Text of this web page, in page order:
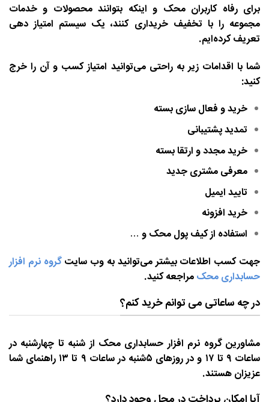
برای رفاه کاربران محک و اینکه بتوانند محصولات و خدمات
مجموعه را با تخفیف خریداری کنند، یک سیستم امتیاز دهی
تعریف کرده‌ایم.
شما با اقدامات زیر به راحتی می‌توانید امتیاز کسب و آن را خرج
کنید:
خرید و فعال سازی بسته
تمدید پشتیبانی
خرید مجدد و ارتقا بسته
معرفی مشتری جدید
تایید ایمیل
خرید افزونه
استفاده از کیف پول محک و …
جهت کسب اطلاعات بیشتر می‌توانید به وب سایتگروه نرم افزار
حسابداری محکمراجعه کنید.
در چه ساعاتی می توانم خرید کنم؟
مشاورین گروه نرم افزار حسابداری محک از شنبه تا چهارشنبه در
ساعات ۹ تا ۱۷ و در روزهای ۵شنبه در ساعات ۹ تا ۱۳ راهنمای شما
عزیزان هستند.